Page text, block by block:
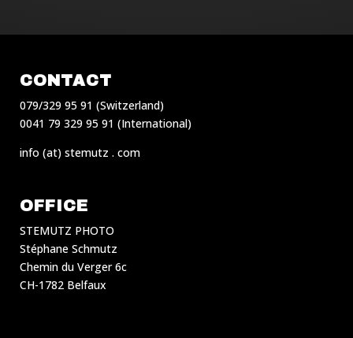
CONTACT
079/329 95 91 (Switzerland)
0041 79 329 95 91 (International)
info (at) stemutz . com
OFFICE
STEMUTZ PHOTO
Stéphane Schmutz
Chemin du Verger 6c
CH-1782 Belfaux